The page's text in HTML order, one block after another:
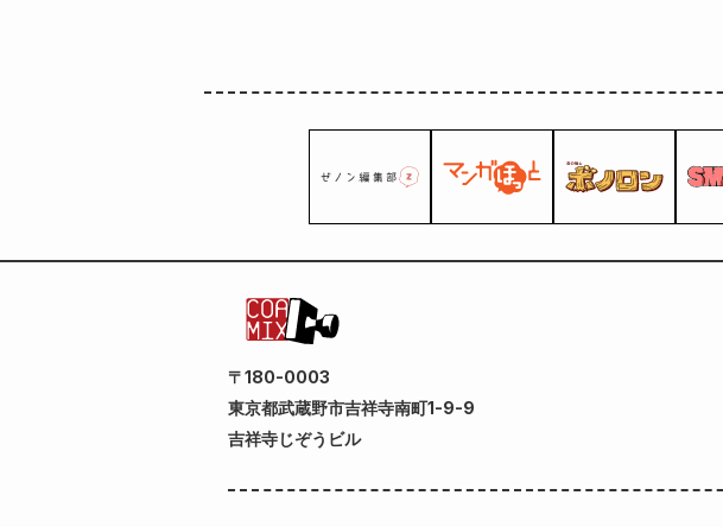
〒180-0003
東京都武蔵野市吉祥寺南町1-9-9
吉祥寺じぞうビル